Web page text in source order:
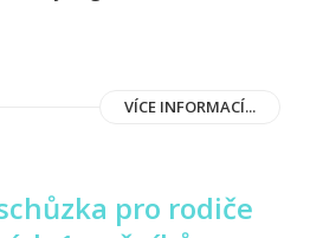
VÍCE INFORMACÍ...
pro rodiče